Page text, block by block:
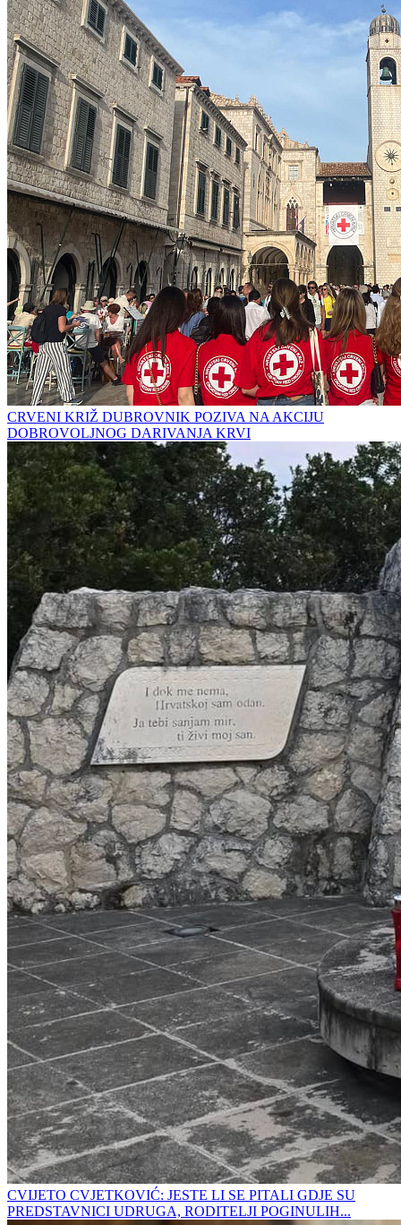
CRVENI KRIŽ DUBROVNIK POZIVA NA AKCIJU
DOBROVOLJNOG DARIVANJA KRVI
CVIJETO CVJETKOVIĆ: JESTE LI SE PITALI GDJE SU
PREDSTAVNICI UDRUGA, RODITELJI POGINULIH...